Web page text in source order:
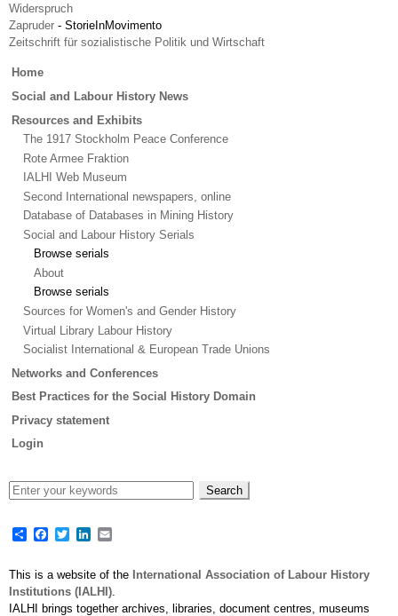
Widerspruch
Zapruder - StorieInMovimento
Zeitschrift für sozialistische Politik und Wirtschaft
Main
Home
Social and Labour History News
Resources and Exhibits
The 1917 Stockholm Peace Conference
Rote Armee Fraktion
IALHI Web Museum
Second International newspapers, online
Database of Databases in Mining History
Social and Labour History Serials
Browse serials
About
Browse serials
Sources for Women's and Gender History
Virtual Library Labour History
Socialist International & European Trade Unions
Networks and Conferences
Best Practices for the Social History Domain
Privacy statement
Login
ShareFacebook
TwitterLinkedIn
This is a website of the International Association of Labour History
Institutions (IALHI)
IALHI brings together archives, libraries, document centres, museums